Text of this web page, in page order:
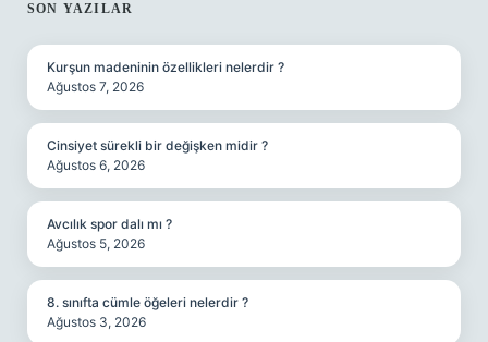
SIDEBAR
SON YAZILAR
Kurşun madeninin özellikleri nelerdir ?
Ağustos 7, 2026
Cinsiyet sürekli bir değişken midir ?
Ağustos 6, 2026
Avcılık spor dalı mı ?
Ağustos 5, 2026
8. sınıfta cümle öğeleri nelerdir ?
Ağustos 3, 2026